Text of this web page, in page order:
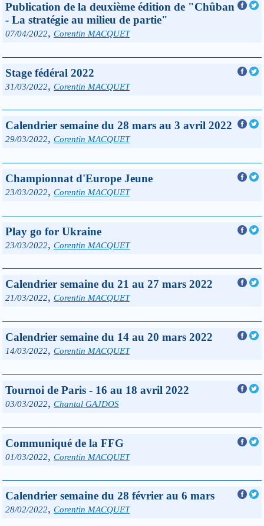
Publication de la deuxième édition de "Chûban
- La stratégie au milieu de partie"
07/04/2022, Corentin MACQUET
Stage fédéral 2022
31/03/2022, Corentin MACQUET
Calendrier semaine du 28 mars au 3 avril 2022
29/03/2022, Corentin MACQUET
Championnat d'Europe Jeune
23/03/2022, Corentin MACQUET
Play go for Ukraine
23/03/2022, Corentin MACQUET
Calendrier semaine du 21 au 27 mars 2022
21/03/2022, Corentin MACQUET
Calendrier semaine du 14 au 20 mars 2022
14/03/2022, Corentin MACQUET
Tournoi de Paris - 16 au 18 avril 2022
03/03/2022, Chantal GAJDOS
Communiqué de la FFG
01/03/2022, Corentin MACQUET
Calendrier semaine du 28 février au 6 mars
28/02/2022, Corentin MACQUET